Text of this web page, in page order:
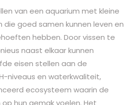
van een aquarium met kleine
die goed samen kunnen leven en
hebben. Door vissen te
naast elkaar kunnen
eisen stellen aan de
niveaus en waterkwaliteit,
ecosysteem waarin de
hun gemak voelen. Het